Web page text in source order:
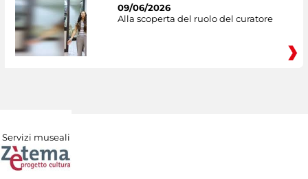
09/06/2026
Alla scoperta del ruolo del curatore
Servizi museali